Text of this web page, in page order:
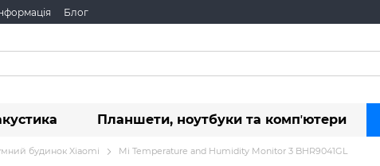
Блог
Планшети, ноутбуки та компʼютери
будинок Xiaomi Mi Temperature and Humidity Monitor 3 BHR9041GL